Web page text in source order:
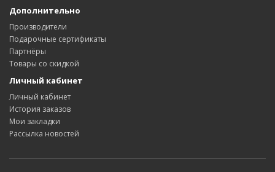
Дополнительно
Производители
Подарочные сертификаты
Партнёры
Товары со скидкой
Личный кабинет
Личный кабинет
История заказов
Мои закладки
Рассылка новостей